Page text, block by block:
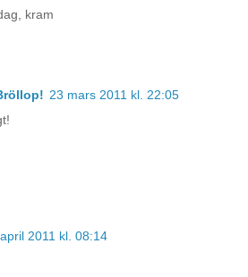
kram
23 mars 2011 kl. 22:05
2011 kl. 08:14